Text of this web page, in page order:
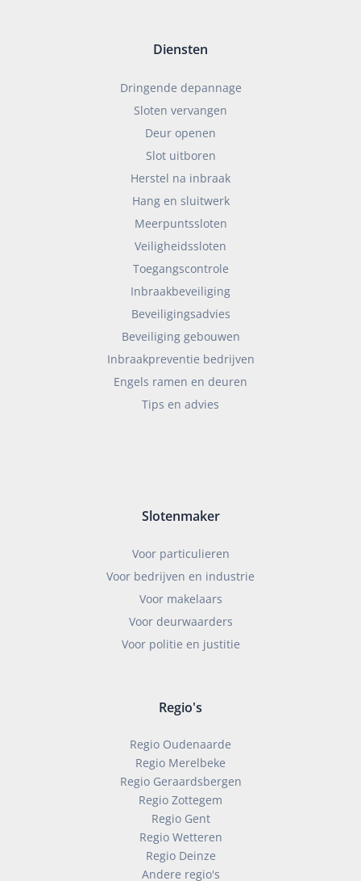
Diensten
Dringende depannage
Sloten vervangen
Deur openen
Slot uitboren
Herstel na inbraak
Hang en sluitwerk
Meerpuntssloten
Veiligheidssloten
Toegangscontrole
Inbraakbeveiliging
Beveiligingsadvies
Beveiliging gebouwen
Inbraakpreventie bedrijven
Engels ramen en deuren
Tips en advies
Slotenmaker
Voor particulieren
Voor bedrijven en industrie
Voor makelaars
Voor deurwaarders
Voor politie en justitie
Regio's
Regio Oudenaarde
Regio Merelbeke
Regio Geraardsbergen
Regio Zottegem
Regio Gent
Regio Wetteren
Regio Deinze
Andere regio's